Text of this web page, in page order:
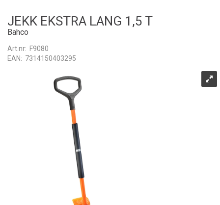
JEKK EKSTRA LANG 1,5 T
Bahco
Art.nr: F9080
EAN: 7314150403295